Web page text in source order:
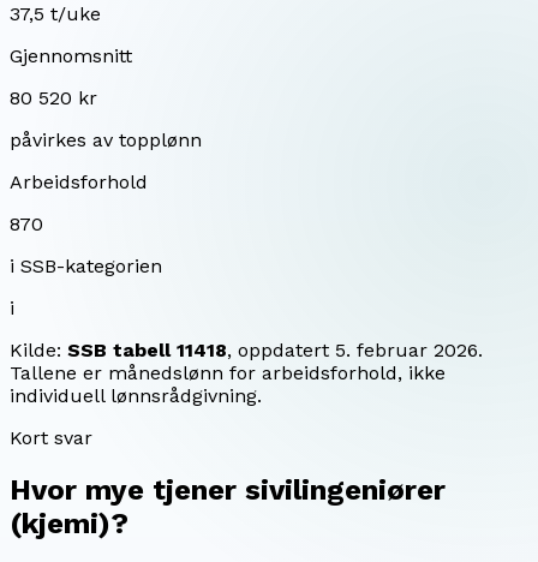
37,5 t/uke
Gjennomsnitt
80 520 kr
påvirkes av topplønn
Arbeidsforhold
870
i SSB-kategorien
i
Kilde: SSB tabell 11418, oppdatert 5. februar 2026.
Tallene er månedslønn for arbeidsforhold, ikke
individuell lønnsrådgivning.
Kort svar
Hvor mye tjener sivilingeniører
(kjemi)?